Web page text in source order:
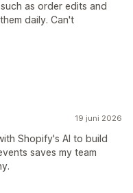
as order edits and
daily. Can't
19 juni 2026
Shopify's AI to build
saves my team